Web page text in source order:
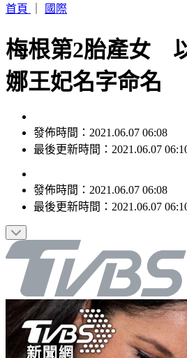
首頁
國際
梅根第2胎產女
娜王妃名字命名
發佈時間：2021.06.07 06:08
最後更新時間：2021.06.07
發佈時間： 2021.06.07 06:08
最後更新時間： 2021.06.07